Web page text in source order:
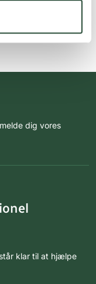
dig vores
klar til at hjælpe